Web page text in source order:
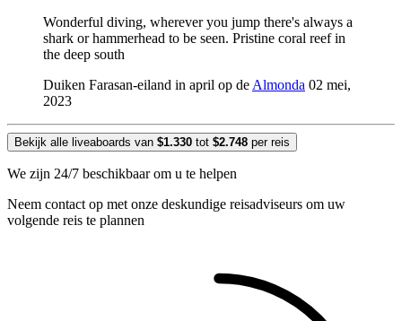
Wonderful diving, wherever you jump there's always a
shark or hammerhead to be seen. Pristine coral reef in
the deep south
Duiken Farasan-eiland in april op de Almonda 02 mei,
2023
Bekijk alle liveaboards van $1.330 tot $2.748 per reis
We zijn 24/7 beschikbaar om u te helpen
Neem contact op met onze deskundige reisadviseurs om uw
volgende reis te plannen